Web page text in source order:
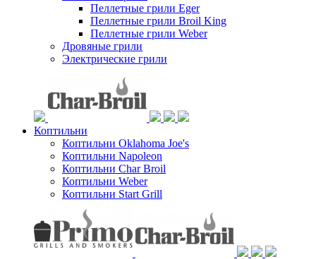
Пеллетные грили Eger
Пеллетные грили Broil King
Пеллетные грили Weber
Дровяные грили
Электрические грили
Коптильни
Коптильни Oklahoma Joe's
Коптильни Napoleon
Коптильни Char Broil
Коптильни Weber
Коптильни Start Grill